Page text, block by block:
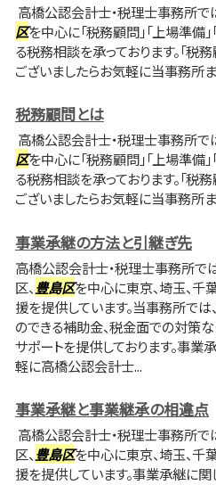
高橋公認会計士・税理士事務所で
区を中心に「税務顧問」「上場準備
る税務相談を承っております。「税
ございましたらお気軽に当事務所
税務顧問とは
高橋公認会計士・税理士事務所で
区を中心に「税務顧問」「上場準備
る税務相談を承っております。「税
ございましたらお気軽に当事務所
事業承継の方法と引継ぎ先
高橋公認会計士・税理士事務所で
区、 豊島区を中心に東京、埼玉、千
援を提供しています。当事務所で
のできる補助金、税金面での対策
サポートを提供しております。事
軽に高橋公認会計士...
事業承継と事業継承の相違点
高橋公認会計士・税理士事務所で
区、 豊島区を中心に東京、埼玉、千
援を提供しています。事業承継に